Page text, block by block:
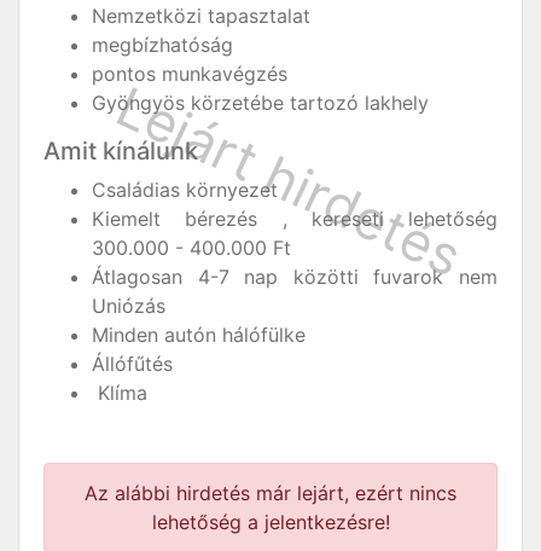
Nemzetközi tapasztalat
megbízhatóság
pontos munkavégzés
Gyöngyös körzetébe tartozó lakhely
Amit kínálunk
Családias környezet
Kiemelt bérezés , kereseti lehetőség
300.000 - 400.000 Ft
Átlagosan 4-7 nap közötti fuvarok nem
Uniózás
Minden autón hálófülke
Állófűtés
Klíma
Az alábbi hirdetés már lejárt, ezért nincs
lehetőség a jelentkezésre!